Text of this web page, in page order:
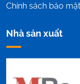
Chính sách bảo mật
Nhà sản xuất